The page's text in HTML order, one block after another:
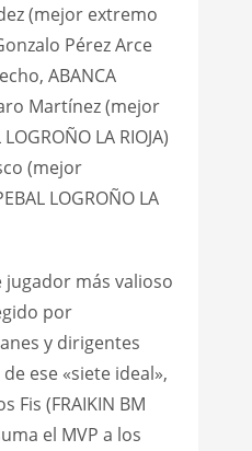
(mejor extremo
Pérez Arce
ABANCA
Martínez (mejor
LA RIOJA)
(mejor
LOGROÑO LA
jugador más valioso
por
y dirigentes
ese «siete ideal»,
Fis (FRAIKIN BM
el MVP a los